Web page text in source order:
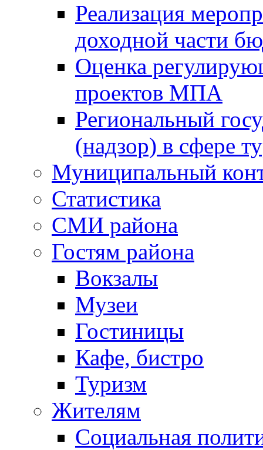
Реализация
доходной части
Оценка
проектов МПА
Региональный
(надзор) в сфере
Муниципальный
Статистика
СМИ района
Гостям района
Вокзалы
Музеи
Гостиницы
Кафе, бистро
Туризм
Жителям
Социальная